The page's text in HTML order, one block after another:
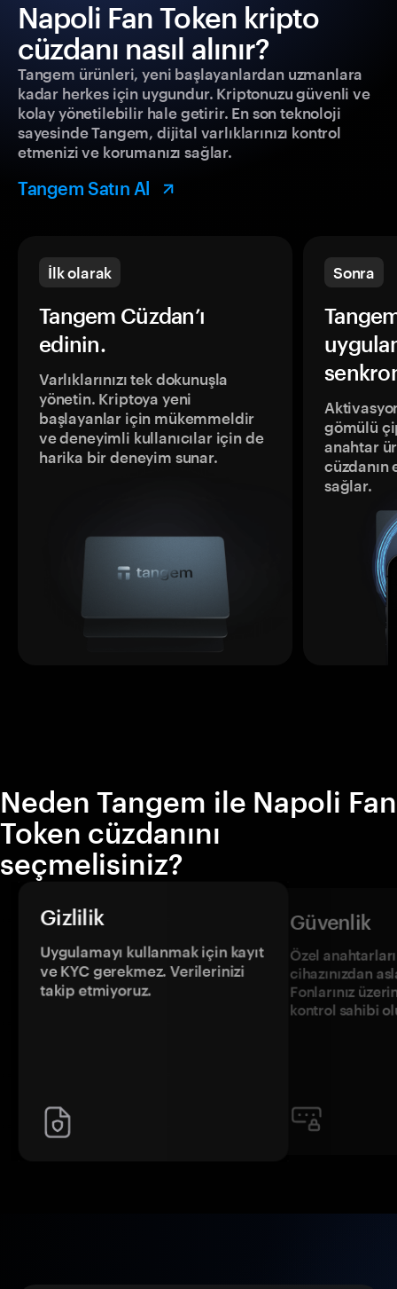
Napoli Fan Token kripto
cüzdanı nasıl alınır?
Tangem ürünleri, yeni başlayanlardan uzmanlara
kadar herkes için uygundur. Kriptonuzu güvenli ve
kolay yönetilebilir hale getirir. En son teknoloji
sayesinde Tangem, dijital varlıklarınızı kontrol
etmenizi ve korumanızı sağlar.
Tangem Satın Al
İlk olarak
Tangem Cüzdan’ı
edinin.
Varlıklarınızı tek dokunuşla
yönetin. Kriptoya yeni
başlayanlar için mükemmeldir
ve deneyimli kullanıcılar için de
harika bir deneyim sunar.
Sonra
gömülü
anahtar
sağlar.
Neden Tangem ile Napoli Fan
Token cüzdanını
seçmelisiniz?
Gizlilik
Uygulamayı kullanmak için kayıt
ve KYC gerekmez. Verilerinizi
takip etmiyoruz.
Güvenlik
Özel
cihazınızdan
Fonlarınız
kontrol sahibi